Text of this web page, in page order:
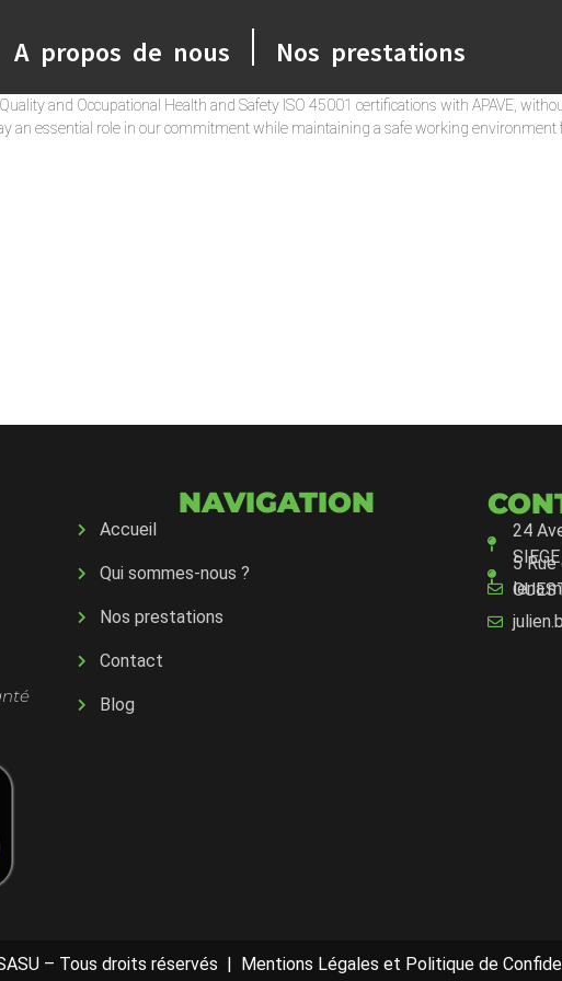
A propos de nous Nos prestations
and Occupational Health and Safety ISO 45001 certifications with APAVE,
an essential role in our commitment while maintaining a safe working environment
NAVIGATION
Accueil
Qui sommes-nous ?
Nos prestations
Contact
Blog
24
5 Rue
– Tous droits réservés | Mentions Légales et Politique de